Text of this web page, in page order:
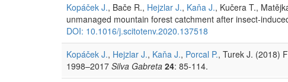
Kopáček J., Bače R., Hejzlar J., Kaňa J., Kučera T.,
unmanaged mountain forest catchment after insect-
DOI: 10.1016/j.scitotenv.2020.137518
Kopáček J., Hejzlar J., Kaňa J., Porcal P., Turek J. (2018)
1998–2017 Silva Gabreta 24: 85-114.